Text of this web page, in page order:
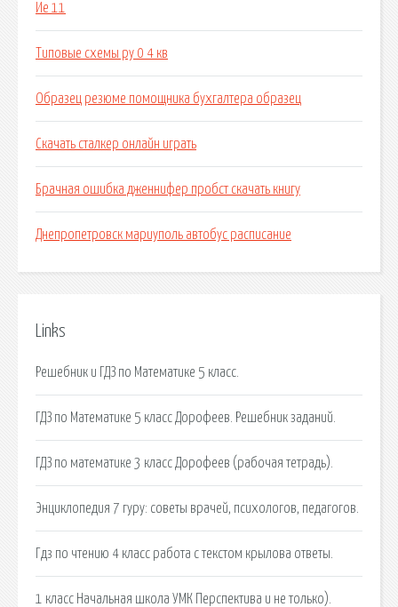
Ие 11
Типовые схемы ру 0 4 кв
Образец резюме помощника бухгалтера образец
Скачать сталкер онлайн играть
Брачная ошибка дженнифер пробст скачать книгу
Днепропетровск мариуполь автобус расписание
Links
Решебник и ГДЗ по Математике 5 класс.
ГДЗ по Математике 5 класс Дорофеев. Решебник заданий.
ГДЗ по математике 3 класс Дорофеев (рабочая тетрадь).
Энциклопедия 7 гуру: советы врачей, психологов, педагогов.
Гдз по чтению 4 класс работа с текстом крылова ответы.
1 класс Начальная школа УМК Перспектива и не только).